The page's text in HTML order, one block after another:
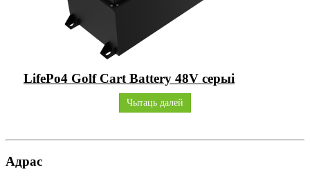
LifePo4 Golf Cart Battery 48V серыі
Чытаць далей
Адрас